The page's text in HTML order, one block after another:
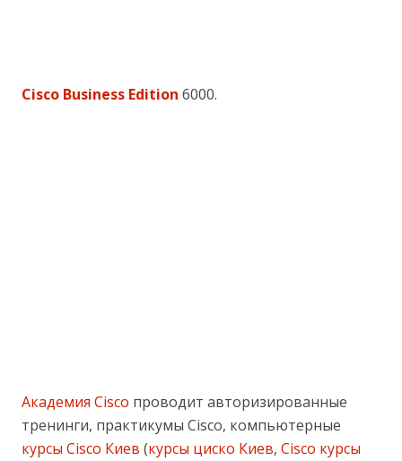
Cisco Business Edition 6000.
Академия Cisco проводит авторизированные
тренинги, практикумы Cisco, компьютерные
курсы Cisco Киев (курсы циско Киев, Cisco курсы